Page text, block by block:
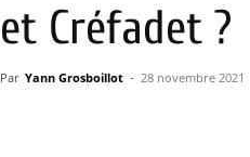
et Créfadet ?
Par Yann Grosboillot - 28 novembre 2021